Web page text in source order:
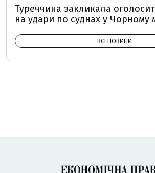
Туреччина закликала
на удари по суднах у Чорному
ВСІ НОВИНИ